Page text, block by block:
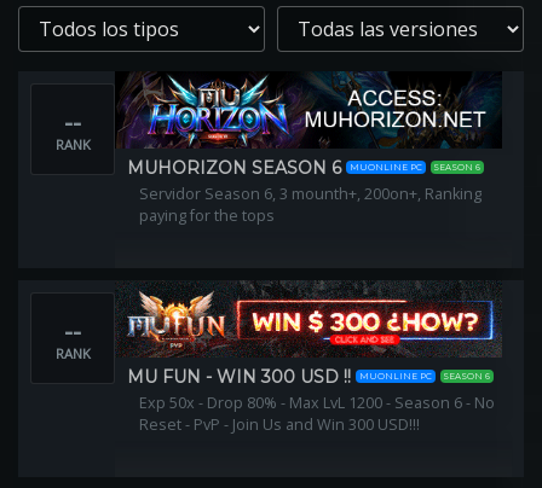
--
RANK
MUHORIZON SEASON 6 MUONLINE PC SEASON 6
Servidor Season 6, 3 mounth+, 200on+, Ranking
paying for the tops
--
RANK
MU FUN - WIN 300 USD !! MUONLINE PC SEASON 6
Exp 50x - Drop 80% - Max LvL 1200 - Season 6 - No
Reset - PvP - Join Us and Win 300 USD!!!